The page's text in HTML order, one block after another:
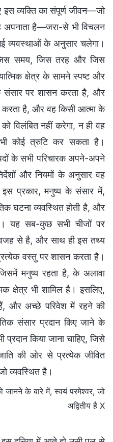
इस व्यक्ति का संपूर्ण जीवन—जो
अपनाता है—जरा-से भी विचलन
व्यवस्थाओं के अनुसार चलेगा।
समय, जिस तरह और जिस
क्षेत्र के सामने स्पष्ट और
संसार पर शासन करता है, और
करता है, और वह किसी आत्मा के
विलंबित नहीं करेगा, न ही वह
कोई त्रुटि कर सकता है।
के सभी परिचारक अपने-अपने
और नियमों के अनुसार वह
प्रकार, मनुष्य के संसार में,
घटना व्यवस्थित होती है, और
यह सब-कुछ सभी चीजों पर
से है, और साथ ही इस तथ्य
वस्तु पर शासन करता है।
मनुष्य रहता है, के अलावा
क्षेत्र भी शामिल है। इसलिए,
और अच्छे परिवेश में रहने की
संसार प्रदान किए जाने के
प्रदान किया जाना चाहिए, जिसे
की ओर से प्रत्येक जीवित
व्यवस्थित है।
के बारे में, स्वयं परमेश्वर, जो
अद्वितीय है X